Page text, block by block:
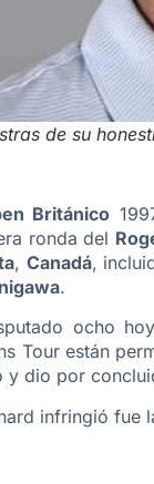
de su
Británico
ronda del
, Canadá,
.
ocho
Tour están
y dio por
infringió fue